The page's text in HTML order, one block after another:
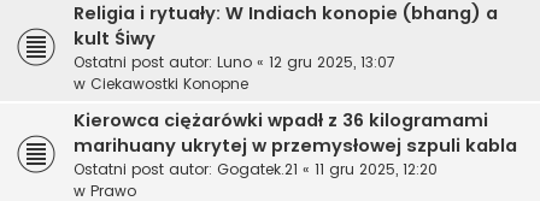
Religia i rytuały: W Indiach konopie (bhang) a
kult Śiwy
Ostatni post autor: Luno « 12 gru 2025, 13:07
w Ciekawostki Konopne
Kierowca ciężarówki wpadł z 36 kilogramami
marihuany ukrytej w przemysłowej szpuli kabla
Ostatni post autor: Gogatek.21 « 11 gru 2025, 12:20
w Prawo